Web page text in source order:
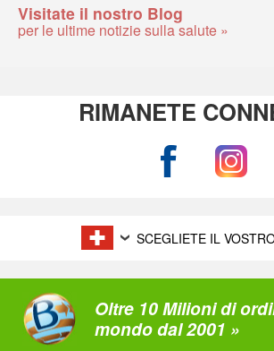
Visitate il nostro Blog
per le ultime notizie sulla salute »
RIMANETE
SCEGLIETE IL
Oltre 10 Milioni di
mondo dal 2001 »